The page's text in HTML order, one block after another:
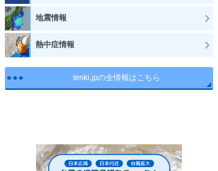
地震情報
熱中症情報
tenki.jpの全情報はこちら